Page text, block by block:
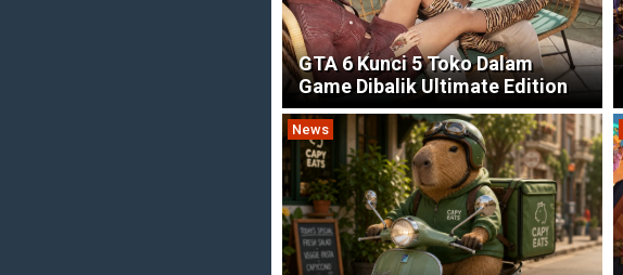
GTA 6 Kunci 5 Toko Dalam
Game Dibalik Ultimate Edition
News